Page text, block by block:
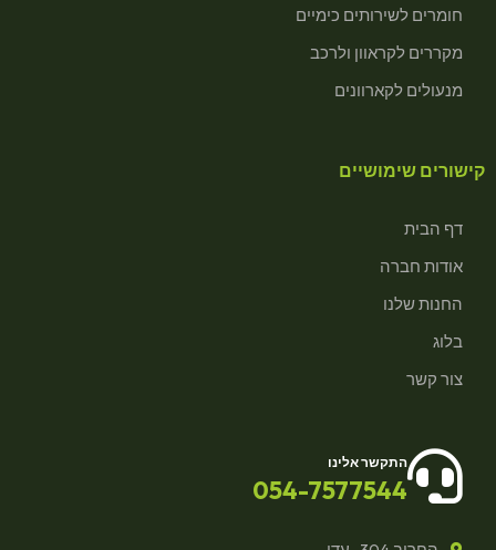
חומרים לשירותים כימיים
מקררים לקראוון ולרכב
מנעולים לקארוונים
קישורים שימושיים
דף הבית
אודות חברה
החנות שלנו
בלוג
צור קשר
התקשר אלינו
054-7577544